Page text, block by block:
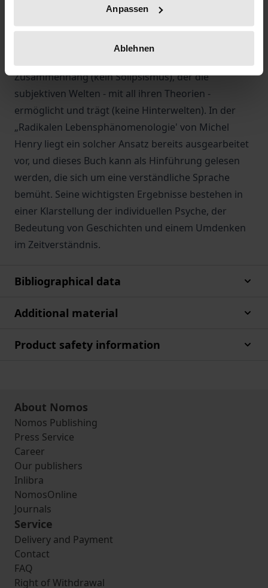
Anpassen
Ablehnen
vorstellendem und begrifflichem Denken gestattet
es, einen offenen Lösungsweg als tertium datur zu
entwickeln. Dieser besteht in einem Denken aus
Zusammenhang (kein Solipsismus), der die
subjektiven Welten - mit all ihren Theorien -
ermöglicht und trägt (keine Hinterwelten). In der
„Radikalen Lebensphänomenologie' von Michel
Henry liegt ein solcher Ansatz bereits ausgearbeitet
vor, und dieses Buch kann als Hinführung gelesen
werden, die sich um eine verständliche Sprache
bemüht. Seine wichtigsten Ergebnisse bestehen in
einer Klarstellung der individuellen Psyche, der
Bedeutung von Geschichten und einem Umdenken
im Zeitverständnis.
Bibliographical data
Additional material
Product safety information
About Nomos
Nomos Publishing
Press Service
Career
Our publishers
Inlibra
NomosOnline
Journals
Service
Delivery and Payment
Contact
FAQ
Right of Withdrawal